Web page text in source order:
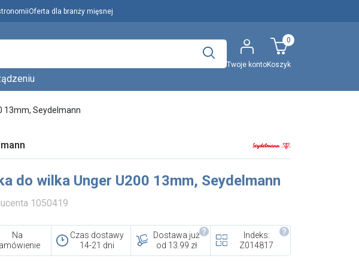
Oferta dla branży mięsnej
więcej
i porady
Polecany artykuł
Twoje kontoKoszyk
0
Wyszukaj
13mm, Seydelmann
do wilka Unger U200 13mm, Seydelmann
1050419
Na
Czas dostawy
14-21 dni
Dostawa już
od 13.99 zł
Indeks:
Z014817